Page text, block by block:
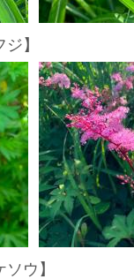
】
ウ】